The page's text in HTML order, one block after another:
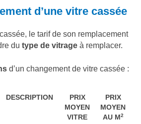
d’une vitre cassée
le tarif de son remplacement
du type de vitrage à remplacer.
d’un changement de vitre cassée :
DESCRIPTION
PRIX
MOYEN
VITRE
PRIX
MOYEN
AU M2